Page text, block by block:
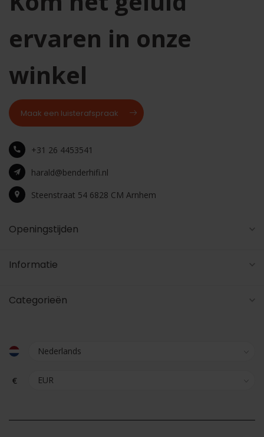
ervaren in onze
winkel
Maak een luisterafspraak
+31 26 4453541
harald@benderhifi.nl
Steenstraat 54 6828 CM Arnhem
Openingstijden
Informatie
Categorieën
€